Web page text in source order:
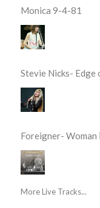
Monica 9-4-81
Stevie Nicks-
Foreigner- Woman
More Live Tracks...